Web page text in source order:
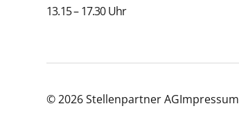
13.15 – 17.30 Uhr
© 2026 Stellenpartner AGImpressum